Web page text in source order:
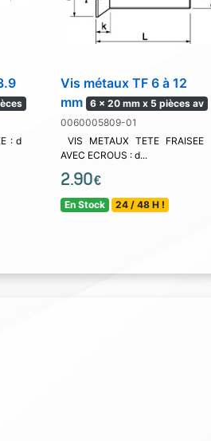
: d
Vis métaux TF 6 à 12
mm 6 x 20 mm x 5 pièces av
0060005809-01
VIS METAUX TETE FRAISEE
AVEC ECROUS : d...
2.90€
En Stock 24 / 48 H !